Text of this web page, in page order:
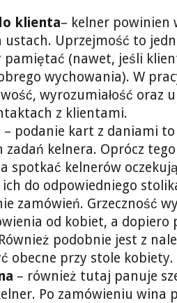
klienta– kelner powinien
ustach. Uprzejmość to
pamiętać (nawet, jeśli
wychowania). W
wyrozumiałość oraz
z klientami.
– podanie kart z daniami
zadań kelnera. Oprócz
spotkać kelnerów
do odpowiedniego
zamówień. Grzeczność
od kobiet, a dopiero
podobnie jest z
obecne przy stole kobiety.
– również tutaj panuje
Po zamówieniu wina